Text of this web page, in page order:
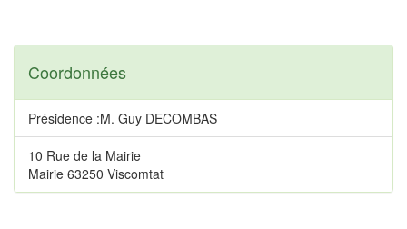
Coordonnées
Présidence :M. Guy DECOMBAS
10 Rue de la Mairie
Mairie 63250 Viscomtat